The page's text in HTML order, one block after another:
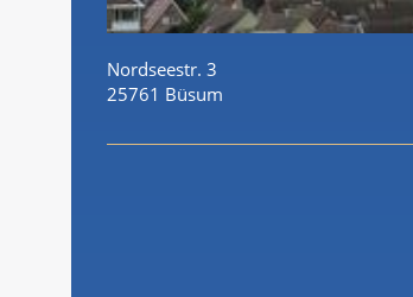
Nordseestr. 3
25761 Büsum